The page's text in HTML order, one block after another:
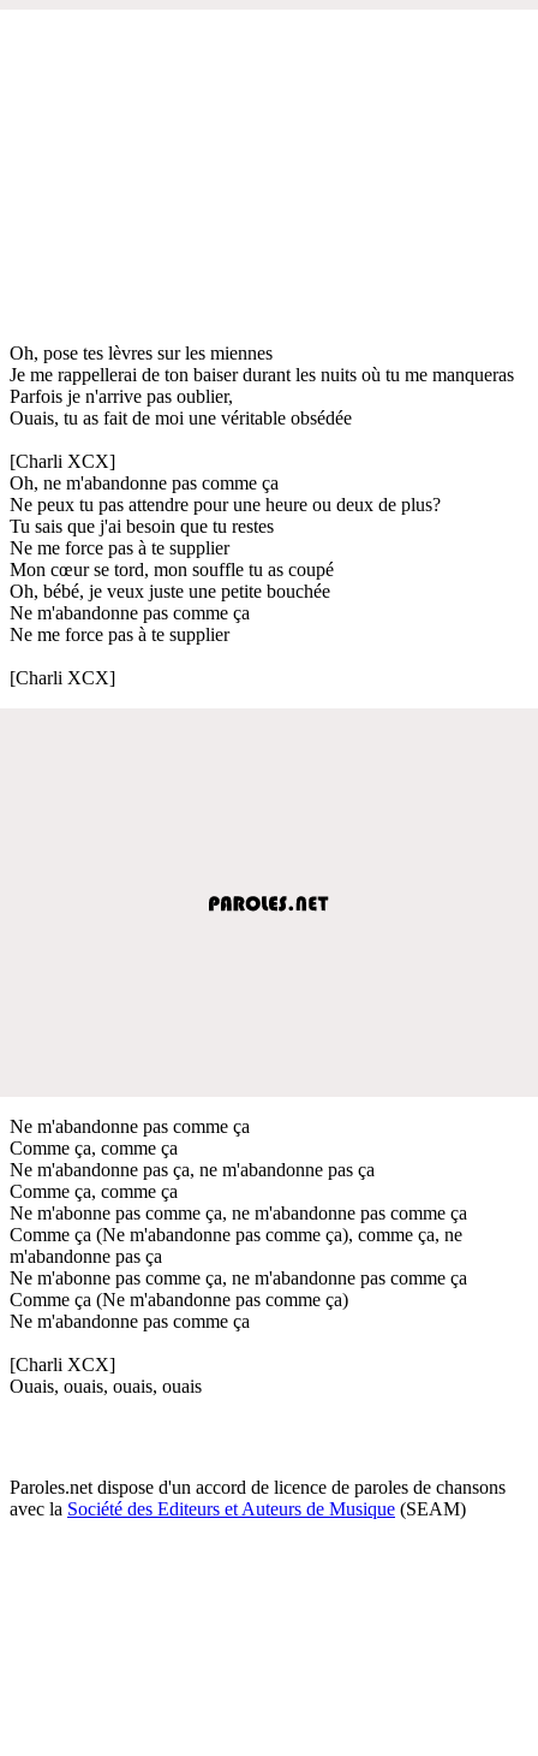
Oh, pose tes lèvres sur les miennes
Je me rappellerai de ton baiser durant les nuits où tu me manqueras
Parfois je n'arrive pas oublier,
Ouais, tu as fait de moi une véritable obsédée
[Charli XCX]
Oh, ne m'abandonne pas comme ça
Ne peux tu pas attendre pour une heure ou deux de plus?
Tu sais que j'ai besoin que tu restes
Ne me force pas à te supplier
Mon cœur se tord, mon souffle tu as coupé
Oh, bébé, je veux juste une petite bouchée
Ne m'abandonne pas comme ça
Ne me force pas à te supplier
[Charli XCX]
Ne m'abandonne pas comme ça
Comme ça, comme ça
Ne m'abandonne pas ça, ne m'abandonne pas ça
Comme ça, comme ça
Ne m'abonne pas comme ça, ne m'abandonne pas comme ça
Comme ça (Ne m'abandonne pas comme ça), comme ça, ne
m'abandonne pas ça
Ne m'abonne pas comme ça, ne m'abandonne pas comme ça
Comme ça (Ne m'abandonne pas comme ça)
Ne m'abandonne pas comme ça
[Charli XCX]
Ouais, ouais, ouais, ouais
Paroles.net dispose d'un accord de licence de paroles de chansons
avec la Société des Editeurs et Auteurs de Musique (SEAM)